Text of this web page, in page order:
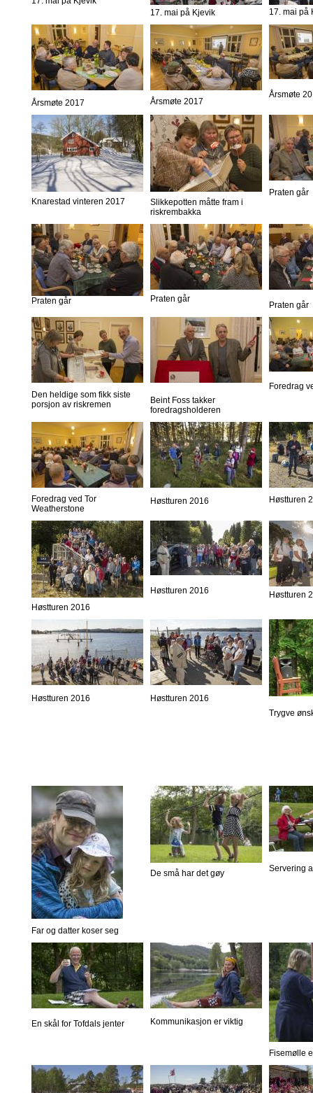
17. mai på Kjevik
17. mai på
Årsmøte 2017 Årsmøte 2017
Årsmøte
Knarestad vinteren 2017
Slikkepotten måtte fram i
riskrembakka
Praten går
Praten går Praten går
Praten går
Den heldige som fikk siste
porsjon av riskremen
Beint Foss takker
foredragsholderen
Foredrag
Foredrag ved Tor
Weatherstone
Høstturen 2016 Høstturen
Høstturen 2016
Høstturen 2016 Høstturen
Høstturen 2016
Høstturen 2016
Trygve
Far og datter koser seg
De små har det gøy Servering
En skål for Tofdals jenter Kommunikasjon er viktig
Fisemølle